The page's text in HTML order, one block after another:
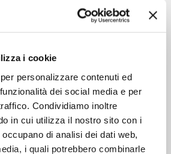
i cookie
personalizzare contenuti ed
dei social media e per
Condividiamo inoltre
in cui utilizza il nostro sito con i
di analisi dei dati web,
i quali potrebbero combinarle